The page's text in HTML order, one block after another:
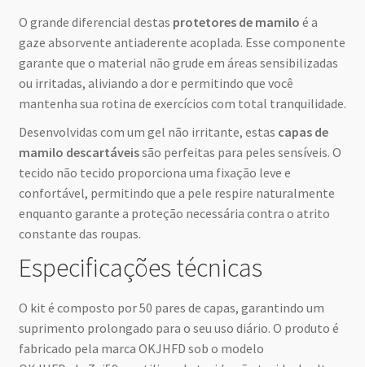
O grande diferencial destas protetores de mamilo é a
gaze absorvente antiaderente acoplada. Esse componente
garante que o material não grude em áreas sensibilizadas
ou irritadas, aliviando a dor e permitindo que você
mantenha sua rotina de exercícios com total tranquilidade.
Desenvolvidas com um gel não irritante, estas capas de
mamilo descartáveissão perfeitas para peles sensíveis. O
tecido não tecido proporciona uma fixação leve e
confortável, permitindo que a pele respire naturalmente
enquanto garante a proteção necessária contra o atrito
constante das roupas.
Especificações técnicas
O kit é composto por 50 pares de capas, garantindo um
suprimento prolongado para o seu uso diário. O produto é
fabricado pela marca OKJHFD sob o modelo